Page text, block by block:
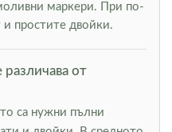
маркери. При по-
и простите двойки.
от
са нужни пълни